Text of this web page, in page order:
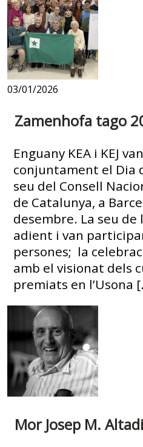
03/01/2026
Zamenhofa tago
Enguany KEA i KEJ
conjuntament el Dia
seu del Consell
de Catalunya, a
desembre. La seu de
adient i van
persones; la
amb el visionat dels
premiats en l’Usona
Mor Josep M.